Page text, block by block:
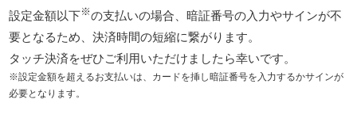
設定金額以下※の支払いの場合、暗証番号の入力やサインが不
要となるため、決済時間の短縮に繋がります。
タッチ決済をぜひご利用いただけましたら幸いです。
※設定金額を超えるお支払いは、カードを挿し暗証番号を入力するかサインが
必要となります。